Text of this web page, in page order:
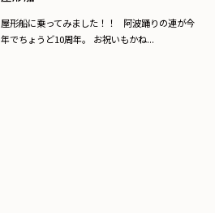
屋形船に乗ってみました！！ 阿波踊りの連が今
年でちょうど10周年。 お祝いもかね...